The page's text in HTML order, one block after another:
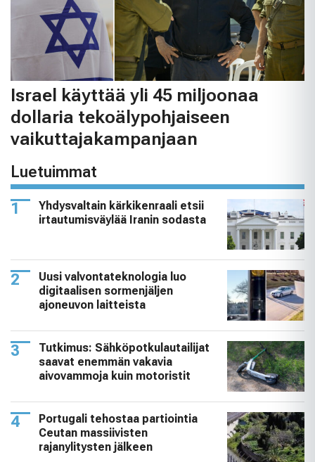
Israel käyttää yli 45 miljoonaa
dollaria tekoälypohjaiseen
vaikuttajakampanjaan
Luetuimmat
Yhdysvaltain kärkikenraali etsii
irtautumisväylää Iranin sodasta
Uusi valvontateknologia luo
digitaalisen sormenjäljen
ajoneuvon laitteista
Tutkimus: Sähköpotkulautailijat
saavat enemmän vakavia
aivovammoja kuin motoristit
Portugali tehostaa partiointia
Ceutan massiivisten
rajanylitysten jälkeen